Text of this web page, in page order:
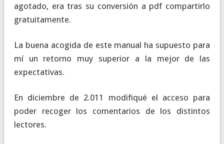
agotado, era tras su conversión a pdf compartirlo
gratuitamente.
La buena acogida de este manual ha supuesto para
mí un retorno muy superior a la mejor de las
expectativas.
En diciembre de 2.011 modifiqué el acceso para
poder recoger los comentarios de los distintos
lectores.